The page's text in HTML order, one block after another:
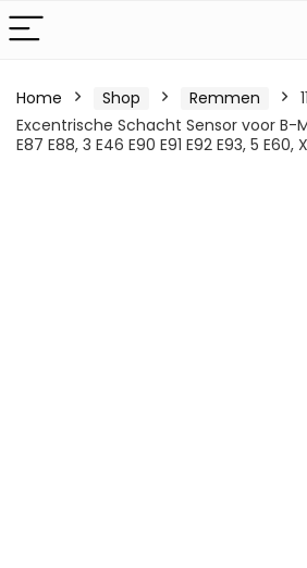
Home Shop Remmen
Excentrische Schacht Sensor voor B-
E87 E88, 3 E46 E90 E91 E92 E93, 5 E60,